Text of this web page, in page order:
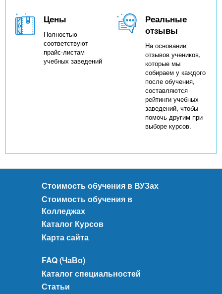
Цены
Полностью
соответствуют
прайс-листам
учебных заведений
Реальные
отзывы
На основании
отзывов учеников,
которые мы
собираем у каждого
после обучения,
составляются
рейтинги учебных
заведений, чтобы
помочь другим при
выборе курсов.
Стоимость обучения в ВУЗах
Стоимость обучения в
Колледжах
Каталог Курсов
Карта сайта
FAQ (ЧаВо)
Каталог специальностей
Статьи